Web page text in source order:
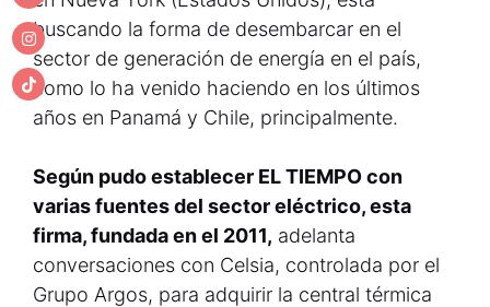
buscando la forma de desembarcar en el
sector de generación de energía en el país,
como lo ha venido haciendo en los últimos
años en Panamá y Chile, principalmente.
Según pudo establecer EL TIEMPO con
varias fuentes del sector eléctrico, esta
firma, fundada en el 2011, adelanta
conversaciones con Celsia, controlada por el
Grupo Argos, para adquirir la central térmica